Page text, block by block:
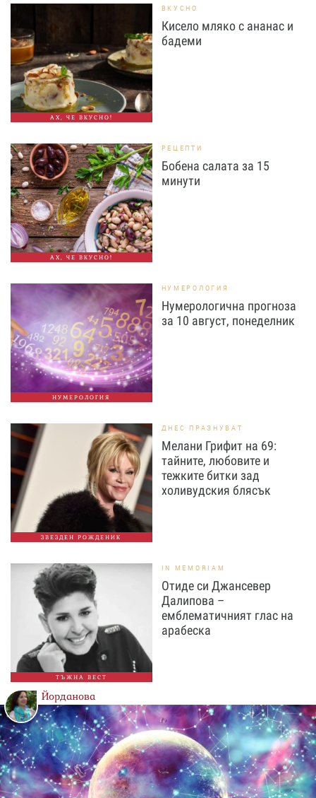
АХ, ЧЕ ВКУСНО!
ВКУСНО
Кисело мляко с ананас и
бадеми
АХ, ЧЕ ВКУСНО!
РЕЦЕПТИ
Бобена салата за 15
минути
НУМЕРОЛОГИЯ
НУМЕРОЛОГИЯ
Нумерологична прогноза
за 10 август, понеделник
ЗВЕЗДЕН РОЖДЕНИК
ДНЕС ПРАЗНУВАТ
Мелани Грифит на 69:
тайните, любовите и
тежките битки зад
холивудския блясък
ТЪЖНА ВЕСТ
IN MEMORIAM
Отиде си Джансевер
Далипова –
емблематичният глас на
арабеска
Йорданова